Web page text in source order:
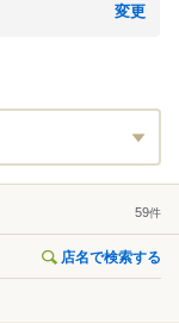
変更
59件
店名で検索する